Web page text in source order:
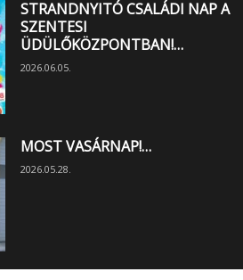
STRANDNYITÓ CSALÁDI NAP A
SZENTESI
ÜDÜLŐKÖZPONTBAN!…
2026.06.05.
MOST VASÁRNAP!…
2026.05.28.